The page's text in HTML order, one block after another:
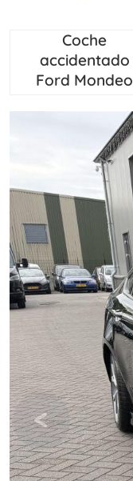
Coche
accidentado
Ford Mondeo